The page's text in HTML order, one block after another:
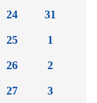
24
25
26
27
31
1
2
3